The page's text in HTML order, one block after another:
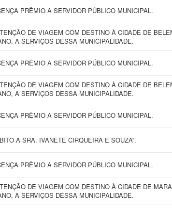
PRÊMIO A SERVIDOR PÚBLICO MUNICIPAL.
DE VIAGEM COM DESTINO À CIDADE DE
A SERVIÇOS DESSA MUNICIPALIDADE.
PRÊMIO A SERVIDOR PÚBLICO MUNICIPAL.
DE VIAGEM COM DESTINO À CIDADE DE
A SERVIÇOS DESSA MUNICIPALIDADE.
PRÊMIO A SERVIDOR PÚBLICO MUNICIPAL.
A SRA. IVANETE CIRQUEIRA E SOUZA”.
PRÊMIO A SERVIDOR PÚBLICO MUNICIPAL.
DE VIAGEM COM DESTINO À CIDADE DE
A SERVIÇOS DESSA MUNICIPALIDADE.